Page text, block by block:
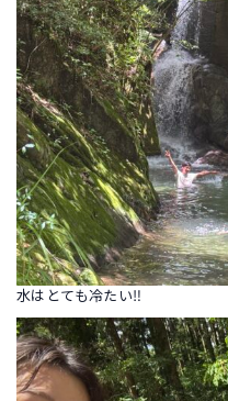
水はとても冷たい‼